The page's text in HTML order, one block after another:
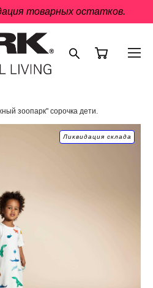
товарных остатков.
зоопарк" сорочка дети.
Ликвидация склада